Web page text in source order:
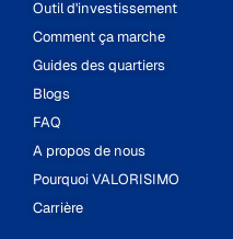
Outil d'investissement
Comment ça marche
Guides des quartiers
Blogs
FAQ
A propos de nous
Pourquoi VALORISIMO
Carrière